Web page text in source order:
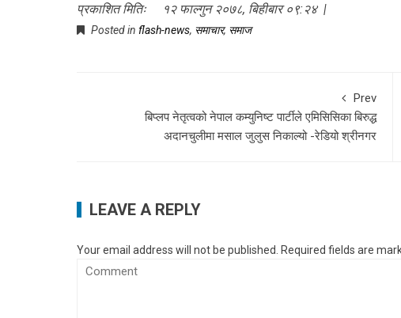
प्रकाशित मितिः १२ फाल्गुन २०७८, बिहीबार ०९:२४ |
Posted in flash-news, समाचार, समाज
Prev
बिप्लप नेतृत्वको नेपाल कम्युनिष्ट पार्टीले एमिसिसिका बिरुद्ध
अदानचुलीमा मसाल जुलुस निकाल्यो -रेडियो श्रीनगर
LEAVE A REPLY
Your email address will not be published. Required fields are